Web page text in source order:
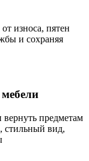
износа, пятен
и сохраняя
вернуть предметам
стильный вид,